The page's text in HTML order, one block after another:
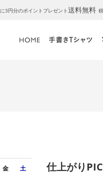
3円分のポイントプレゼント送料無料
仕上がり
金 土